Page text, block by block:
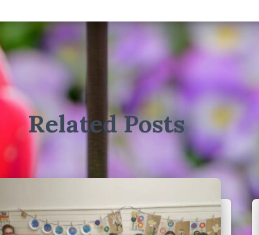
Related Posts